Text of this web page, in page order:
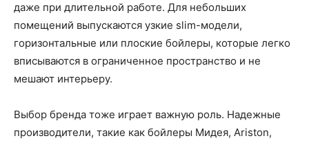
даже при длительной работе. Для небольших
помещений выпускаются узкие slim-модели,
горизонтальные или плоские бойлеры, которые легко
вписываются в ограниченное пространство и не
мешают интерьеру.
Выбор бренда тоже играет важную роль. Надежные
производители, такие как бойлеры Мидея, Ariston,